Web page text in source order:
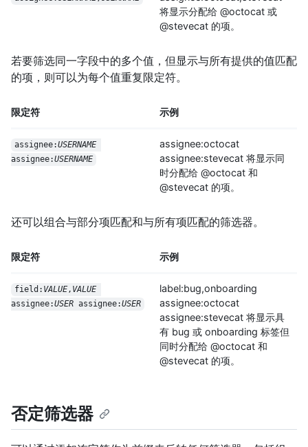
将显示分配给 @octocat 或
@stevecat 的项。
若要筛选同一字段中的多个值，但显示与所有提供的值匹配
的项，则可以为每个值重复限定符。
限定符 示例
assignee:USERNAME
assignee:USERNAME
assignee:octocat
assignee:stevecat 将显示同
时分配给 @octocat 和
@stevecat 的项。
还可以组合与部分项匹配和与所有项匹配的筛选器。
限定符 示例
field: VALUE, VALUE
assignee:USER assignee:USER
label:bug,onboarding
assignee:octocat
assignee:stevecat 将显示具
有 bug 或 onboarding 标签但
同时分配给 @octocat 和
@stevecat 的项。
否定筛选器